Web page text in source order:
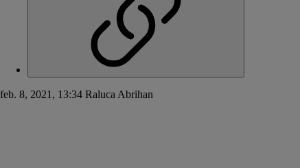
feb. 8, 2021, 13:34 Raluca Abrihan